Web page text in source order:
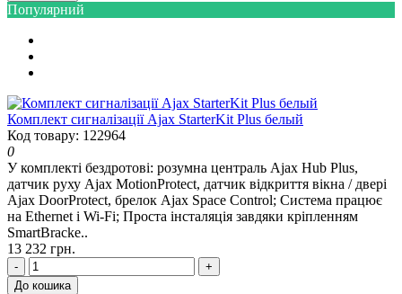
Популярний
Комплект сигналізації Ajax StarterKit Plus белый
Код товару: 122964
0
У комплекті бездротові: розумна централь Ajax Hub Plus,
датчик руху Ajax MotionProtect, датчик відкриття вікна / двері
Ajax DoorProtect, брелок Ajax Space Control; Система працює
на Ethernet і Wi-Fi; Проста інсталяція завдяки кріпленням
SmartBracke..
13 232 грн.
-
+
До кошика